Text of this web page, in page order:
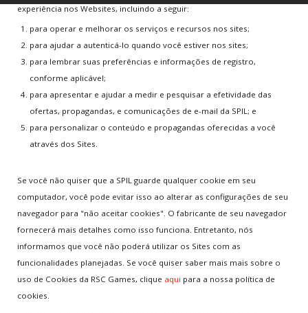
experiência nos Websites, incluindo a seguir:
para operar e melhorar os serviços e recursos nos sites;
para ajudar a autenticá-lo quando você estiver nos sites;
para lembrar suas preferências e informações de registro,
conforme aplicável;
para apresentar e ajudar a medir e pesquisar a efetividade das
ofertas, propagandas, e comunicações de e-mail da SPIL; e
para personalizar o conteúdo e propagandas oferecidas a você
através dos Sites.
Se você não quiser que a SPIL guarde qualquer cookie em seu
computador, você pode evitar isso ao alterar as configurações de seu
navegador para "não aceitar cookies". O fabricante de seu navegador
fornecerá mais detalhes como isso funciona. Entretanto, nós
informamos que você não poderá utilizar os Sites com as
funcionalidades planejadas. Se você quiser saber mais mais sobre o
uso de Cookies da RSC Games, clique aqui para a nossa política de
cookies.